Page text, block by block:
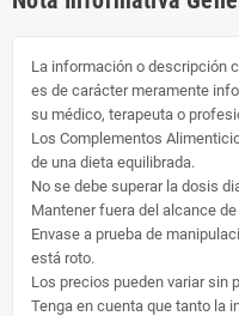
La información o descripción
es de carácter meramente
su médico, terapeuta o
Los Complementos
de una dieta equilibrada.
No se debe superar la dosis
Mantener fuera del alcance
Envase a prueba de
está roto.
Los precios pueden variar sin
Tenga en cuenta que tanto la